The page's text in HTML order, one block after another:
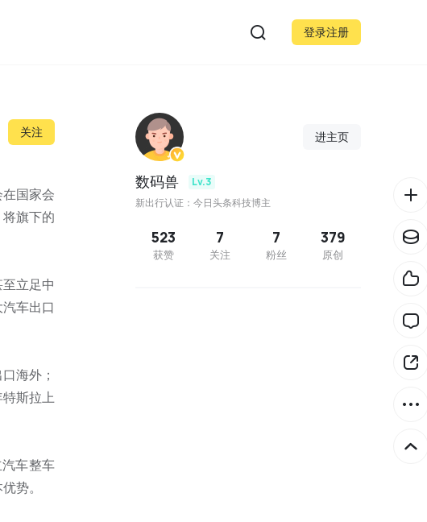
登录注册
关注
国家会
旗下的
立足中
车出口
海外；
斯拉上
车整车
势。
进主页
数码兽 Lv.3
新出行认证：今日头条科技博主
523
获赞
7
关注
7
粉丝
379
原创